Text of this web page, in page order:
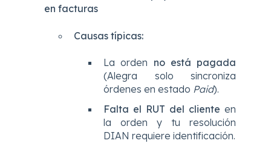
en facturas
Causas típicas:
La orden no está pagada
(Alegra solo sincroniza
órdenes en estado Paid).
Falta el RUT del cliente en
la orden y tu resolución
DIAN requiere identificación.